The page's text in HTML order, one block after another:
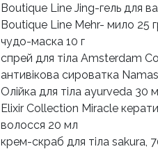
Boutique Line Jing-гель для
Boutique Line Mehr- мило 25
чудо-маска 10 г
спрей для тіла Amsterdam
антивікова сироватка
Олійка для тіла ayurveda 30
Elixir Collection Miracle
волосся 20 мл
крем-скраб для тіла sakura,